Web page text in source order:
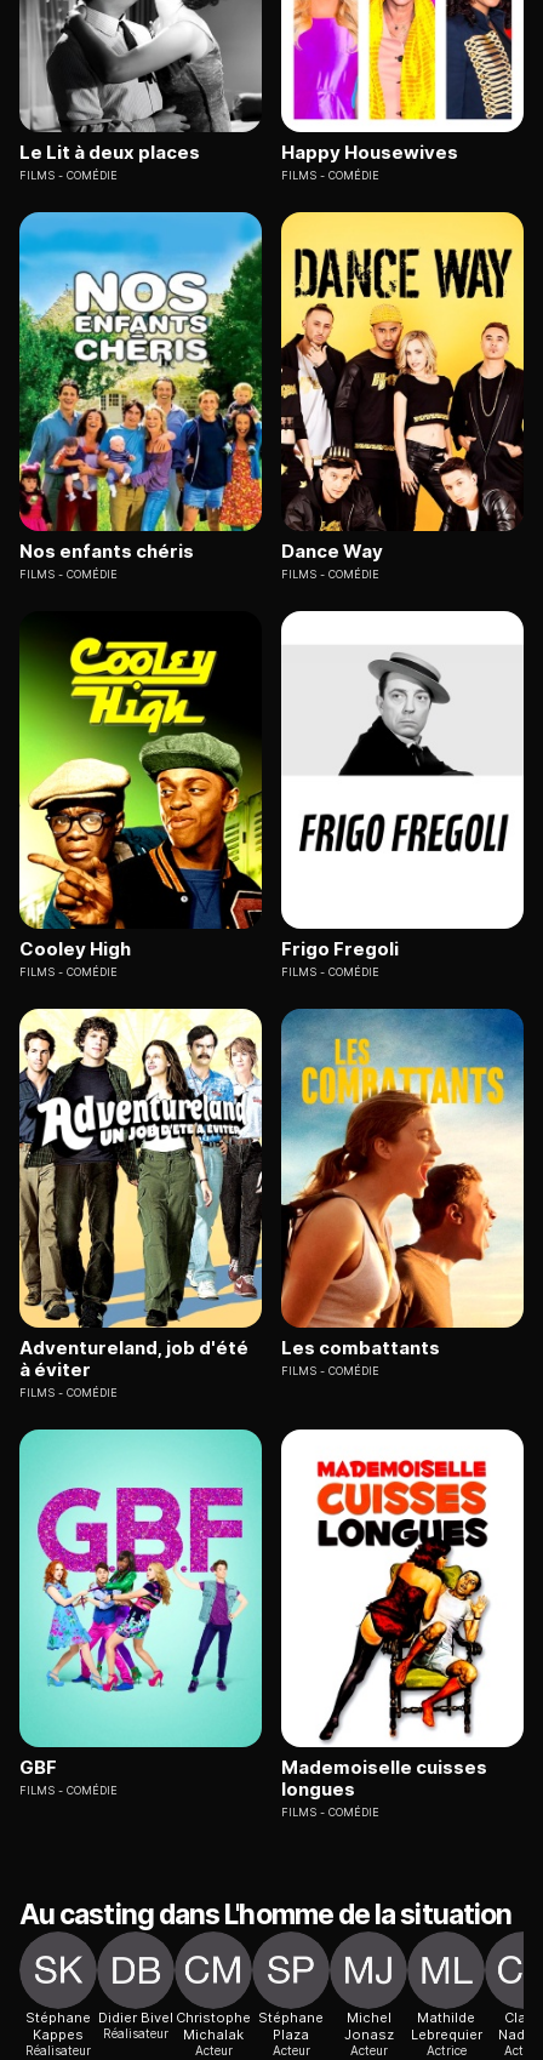
Le Lit à deux places
FILMS COMÉDIE
Happy Housewives
FILMS COMÉDIE
Nos enfants chéris
FILMS COMÉDIE
Dance Way
FILMS COMÉDIE
Cooley High
FILMS COMÉDIE
Frigo Fregoli
FILMS COMÉDIE
Adventureland, job d'été
à éviter
FILMS COMÉDIE
Les combattants
FILMS COMÉDIE
GBF
FILMS COMÉDIE
Mademoiselle cuisses
longues
FILMS COMÉDIE
Au casting dans L'homme de la situation
Stéphane
Kappes
Réalisateur
Didier Bivel
Réalisateur
Christophe
Michalak
Acteur
Stéphane
Plaza
Acteur
Michel
Jonasz
Acteur
Mathilde
Lebrequier
Actrice
Claire
Actrice